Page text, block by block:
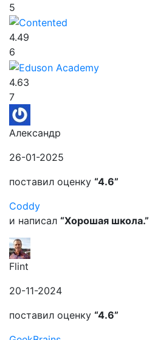
5
4.49
6
4.63
7
Александр
26-01-2025
поставил оценку “4.6”
Coddy
и написал “Хорошая школа.”
Flint
20-11-2024
поставил оценку “4.6”